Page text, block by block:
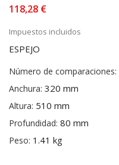
118,28 €
Impuestos incluidos
ESPEJO
Número de comparaciones:
Anchura: 320 mm
Altura: 510 mm
Profundidad: 80 mm
Peso: 1.41 kg